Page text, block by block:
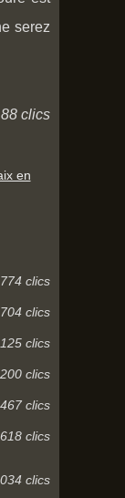
serez
clics
en
clics
clics
clics
clics
clics
clics
clics